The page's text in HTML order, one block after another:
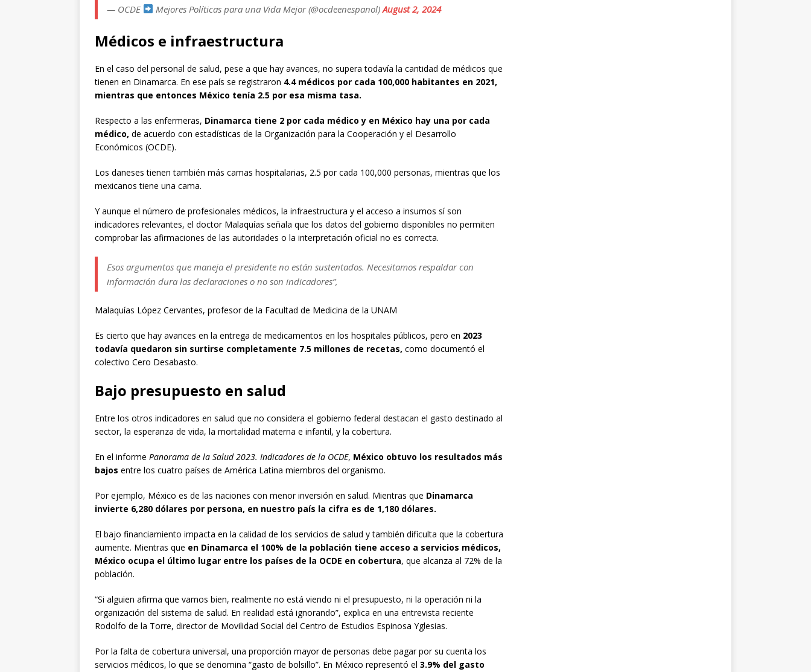
— OCDE Mejores Políticas para una Vida Mejor (@ocdeenespanol)August 2, 2024
Médicos e infraestructura
En el caso del personal de salud, pese a que hay avances, no supera todavía la cantidad de médicos que
tienen en Dinamarca. En ese país se registraron 4.4 médicos por cada 100,000 habitantes en 2021,
mientras que entonces México tenía 2.5 por esa misma tasa.
Respecto a las enfermeras, Dinamarca tiene 2 por cada médico y en México hay una por cada
médico, de acuerdo con estadísticas de la Organización para la Cooperación y el Desarrollo
Económicos (OCDE).
Los daneses tienen también más camas hospitalarias, 2.5 por cada 100,000 personas, mientras que los
mexicanos tiene una cama.
Y aunque el número de profesionales médicos, la infraestructura y el acceso a insumos sí son
indicadores relevantes, el doctor Malaquías señala que los datos del gobierno disponibles no permiten
comprobar las afirmaciones de las autoridades o la interpretación oficial no es correcta.
Esos argumentos que maneja el presidente no están sustentados. Necesitamos respaldar con
información dura las declaraciones o no son indicadores”,
Malaquías López Cervantes, profesor de la Facultad de Medicina de la UNAM
Es cierto que hay avances en la entrega de medicamentos en los hospitales públicos, pero en 2023
todavía quedaron sin surtirse completamente 7.5 millones de recetas, como documentó el
colectivo Cero Desabasto.
Bajo presupuesto en salud
Entre los otros indicadores en salud que no considera el gobierno federal destacan el gasto destinado al
sector, la esperanza de vida, la mortalidad materna e infantil, y la cobertura.
En el informe Panorama de la Salud 2023. Indicadores de la OCDE, México obtuvo los resultados más
bajos entre los cuatro países de América Latina miembros del organismo.
Por ejemplo, México es de las naciones con menor inversión en salud. Mientras que Dinamarca
invierte 6,280 dólares por persona, en nuestro país la cifra es de 1,180 dólares.
El bajo financiamiento impacta en la calidad de los servicios de salud y también dificulta que la cobertura
aumente. Mientras que en Dinamarca el 100% de la población tiene acceso a servicios médicos,
México ocupa el último lugar entre los países de la OCDE en cobertura, que alcanza al 72% de la
población.
“Si alguien afirma que vamos bien, realmente no está viendo ni el presupuesto, ni la operación ni la
organización del sistema de salud. En realidad está ignorando”, explica en una entrevista reciente
Rodolfo de la Torre, director de Movilidad Social del Centro de Estudios Espinosa Yglesias.
Por la falta de cobertura universal, una proporción mayor de personas debe pagar por su cuenta los
servicios médicos, lo que se denomina “gasto de bolsillo”. En México representó el 3.9% del gasto